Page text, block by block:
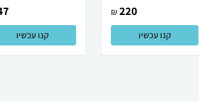
220
₪
קנו עכשיו קנו עכשיו